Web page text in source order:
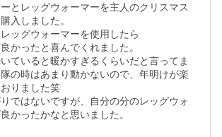
とレッグウォーマーを主人のクリスマス
入しました。
ッグウォーマーを使用したら
かったと喜んでくれました。
ていると暖かすぎるくらいだと言ってま
の時はあまり動かないので、年明けが楽
りました笑
ではないですが、自分の分のレッグウォ
かったかなと思いました。